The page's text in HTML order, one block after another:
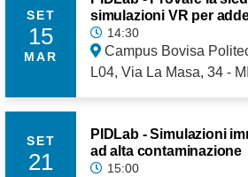
SET
15
MAR
simulazioni VR per
14:30
Campus Bovisa
L04, Via La Masa, 34 -
SET
21
PIDLab - Simulazioni
ad alta contaminazione
15:00